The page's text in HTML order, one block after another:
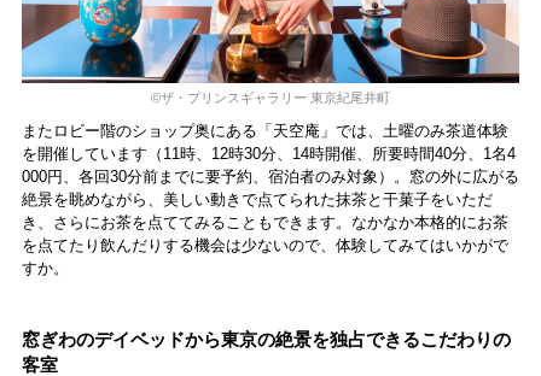
©︎ザ・プリンスギャラリー 東京紀尾井町
またロビー階のショップ奥にある「天空庵」では、土曜のみ茶道体験
を開催しています（11時、12時30分、14時開催、所要時間40分、1名4
000円、各回30分前までに要予約、宿泊者のみ対象）。窓の外に広がる
絶景を眺めながら、美しい動きで点てられた抹茶と干菓子をいただ
き、さらにお茶を点ててみることもできます。なかなか本格的にお茶
を点てたり飲んだりする機会は少ないので、体験してみてはいかがで
すか。
窓ぎわのデイベッドから東京の絶景を独占できるこだわりの
客室